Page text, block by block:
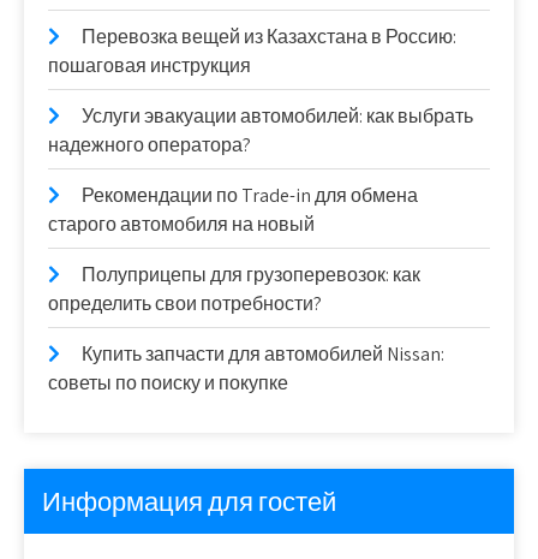
Перевозка вещей из Казахстана в Россию:
пошаговая инструкция
Услуги эвакуации автомобилей: как выбрать
надежного оператора?
Рекомендации по Trade-in для обмена
старого автомобиля на новый
Полуприцепы для грузоперевозок: как
определить свои потребности?
Купить запчасти для автомобилей Nissan:
советы по поиску и покупке
Информация для гостей